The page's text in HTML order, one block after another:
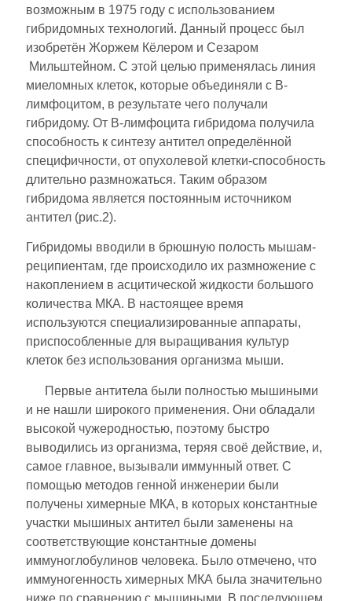
возможным в 1975 году с использованием
гибридомных технологий. Данный процесс был
изобретён Жоржем Кёлером и Сезаром
Мильштейном. С этой целью применялась линия
миеломных клеток, которые объединяли с В-
лимфоцитом, в результате чего получали
гибридому. От В-лимфоцита гибридома получила
способность к синтезу антител определённой
специфичности, от опухолевой клетки-способность
длительно размножаться. Таким образом
гибридома является постоянным источником
антител (рис.2).
Гибридомы вводили в брюшную полость мышам-
реципиентам, где происходило их размножение с
накоплением в асцитической жидкости большого
количества МКА. В настоящее время
используются специализированные аппараты,
приспособленные для выращивания культур
клеток без использования организма мыши.
Первые антитела были полностью мышиными
и не нашли широкого применения. Они обладали
высокой чужеродностью, поэтому быстро
выводились из организма, теряя своё действие, и,
самое главное, вызывали иммунный ответ. С
помощью методов генной инженерии были
получены химерные МКА, в которых константные
участки мышиных антител были заменены на
соответствующие константные домены
иммуноглобулинов человека. Было отмечено, что
иммуногенность химерных МКА была значительно
ниже по сравнению с мышиными. В последующем